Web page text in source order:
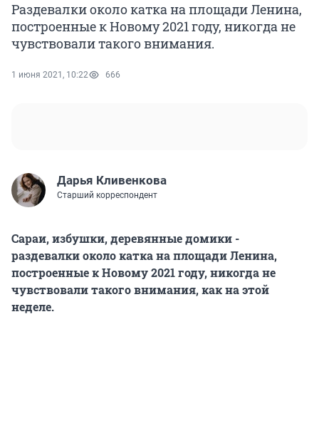
Раздевалки около катка на площади Ленина,
построенные к Новому 2021 году, никогда не
чувствовали такого внимания.
1 июня 2021, 10:22 666
Дарья Кливенкова
Старший корреспондент
Сараи, избушки, деревянные домики -
раздевалки около катка на площади Ленина,
построенные к Новому 2021 году, никогда не
чувствовали такого внимания, как на этой
неделе.